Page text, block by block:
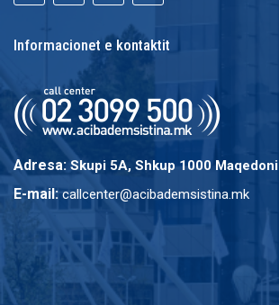
Informacionet e kontaktit
Adresa: Skupi 5A, Shkup 1000 Maqedoni
E-mail: callcenter@acibademsistina.mk